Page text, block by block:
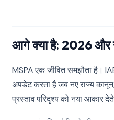
आगे क्या है: 2026 और
MSPA एक जीवित समझौता है।
अपडेट करता है जब नए राज्य कानून,
प्रस्ताव परिदृश्य को नया आकार